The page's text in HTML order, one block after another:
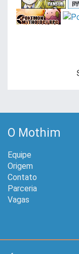
O Mothim
Equipe
Origem
Contato
Parceria
Vagas